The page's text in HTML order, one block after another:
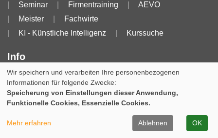
Seminar
Firmentraining
AEVO
Meister
Fachwirte
KI - Künstliche Intelligenz
Kurssuche
Info
Impressum AGB
AGB für Dozierende
Datenschutzerklärung
Widerruf
Wir speichern und verarbeiten Ihre personenbezogenen
Informationen für folgende Zwecke:
Speicherung von Einstellungen dieser Anwendung,
Funktionelle Cookies, Essenzielle Cookies.
Mehr erfahren Ablehnen OK